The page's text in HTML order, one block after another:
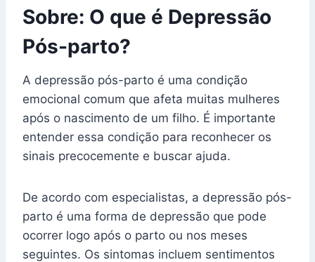
Sobre: O que é Depressão
Pós-parto?
A depressão pós-parto é uma condição
emocional comum que afeta muitas mulheres
após o nascimento de um filho. É importante
entender essa condição para reconhecer os
sinais precocemente e buscar ajuda.
De acordo com especialistas, a depressão pós-
parto é uma forma de depressão que pode
ocorrer logo após o parto ou nos meses
seguintes. Os sintomas incluem sentimentos